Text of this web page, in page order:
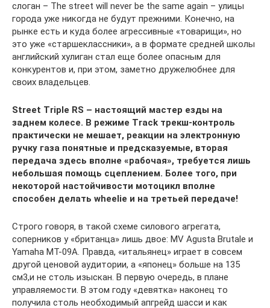
слоган – The street will never be the same again – улицы
города уже никогда не будут прежними. Конечно, на
рынке есть и куда более агрессивные «товарищи», но
это уже «старшеклассники», а в формате средней школы
английский хулиган стал еще более опасным для
конкурентов и, при этом, заметно дружелюбнее для
своих владельцев.
Street Triple RS – настоящий мастер езды на
заднем колесе. В режиме Track трекш-контроль
практически не мешает, реакции на электронную
ручку газа понятные и предсказуемые, вторая
передача здесь вполне «рабочая», требуется лишь
небольшая помощь сцеплением. Более того, при
некоторой настойчивости мотоцикл вполне
способен делать wheelie и на третьей передаче!
Строго говоря, в такой схеме силового агрегата,
соперников у «британца» лишь двое: MV Agusta Brutale и
Yamaha MT-09A. Правда, «итальянец» играет в совсем
другой ценовой аудитории, а «японец» больше на 135
см3,и не столь изыскан. В первую очередь, в плане
управляемости. В этом году «девятка» наконец то
получила столь необходимый апгрейд шасси и как